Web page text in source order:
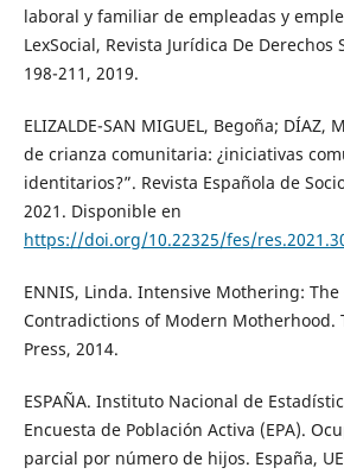
laboral y familiar de empleadas y
LexSocial, Revista Jurídica De Derechos
198-211, 2019.
ELIZALDE-SAN MIGUEL, Begoña; DÍAZ,
de crianza comunitaria: ¿iniciativas
identitarios?”. Revista Española de
2021. Disponible en
https://doi.org/10.22325/fes/
ENNIS, Linda. Intensive Mothering:
Contradictions of Modern Motherhood.
Press, 2014.
ESPAÑA. Instituto Nacional de
Encuesta de Población Activa (EPA).
parcial por número de hijos. España,